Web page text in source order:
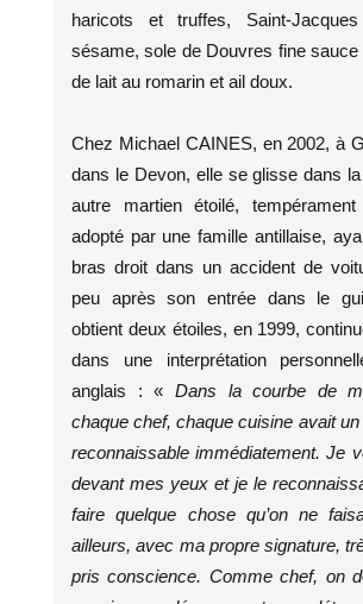
haricots et truffes, Saint-
sésame, sole de Douvres fine sauce
de lait au romarin et ail doux.
Chez Michael CAINES, en 2002, à
dans le Devon, elle se glisse dans la
autre martien étoilé,
adopté par une famille antillaise,
bras droit dans un accident de
peu après son entrée dans le
obtient deux étoiles, en 1999,
dans une interprétation
anglais : « Dans la courbe de
chaque chef, chaque cuisine avait
reconnaissable immédiatement. Je
devant mes yeux et je le
faire quelque chose qu’on ne
ailleurs, avec ma propre signature,
pris conscience. Comme chef, on